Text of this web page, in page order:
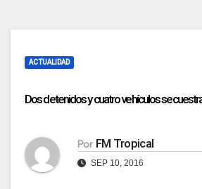
ACTUALIDAD
Dos detenidos y cuatro vehículos
Por FM Tropical
SEP 10, 2016